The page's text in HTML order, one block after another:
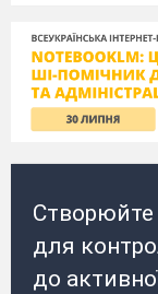
Створюйте
для
до